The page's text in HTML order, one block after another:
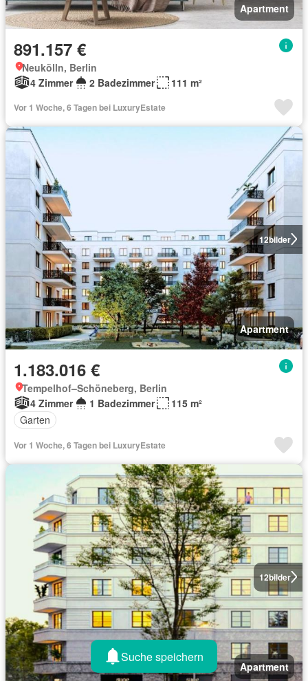
Apartment
891.157 €
Neukölln, Berlin
4 Zimmer
2 Badezimmer 111 m²
Vor 1 Woche, 6 Tagen bei LuxuryEstate
12bilder
Apartment
1.183.016 €
Tempelhof–Schöneberg, Berlin
4 Zimmer
1 Badezimmer
115 m²
Garten
Vor 1 Woche, 6 Tagen bei LuxuryEstate
12bilder
Apartment
Suche speichern